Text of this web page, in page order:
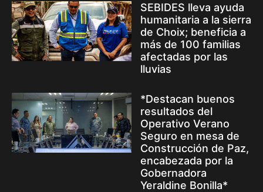
SEBIDES lleva ayuda
humanitaria a la sierra
de Choix; beneficia a
más de 100 familias
afectadas por las
lluvias
*Destacan buenos
resultados del
Operativo Verano
Seguro en mesa de
Construcción de Paz,
encabezada por la
Gobernadora
Yeraldine Bonilla*